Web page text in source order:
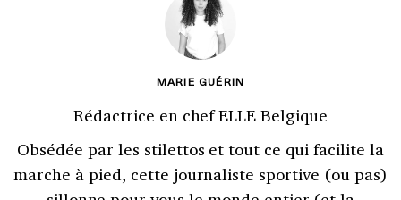
MARIE GUÉRIN
Rédactrice en chef ELLE Belgique
Obsédée par les stilettos et tout ce qui facilite la
marche à pied, cette journaliste sportive (ou pas)